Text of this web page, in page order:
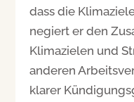
dass die
negiert er den
Klimazielen und
anderen
klarer